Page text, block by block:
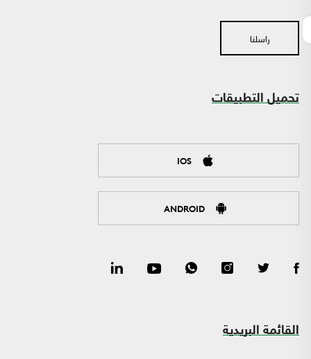
راسلنا
تحميل التطبيقات
IOS
ANDROID
القائمة البريدية